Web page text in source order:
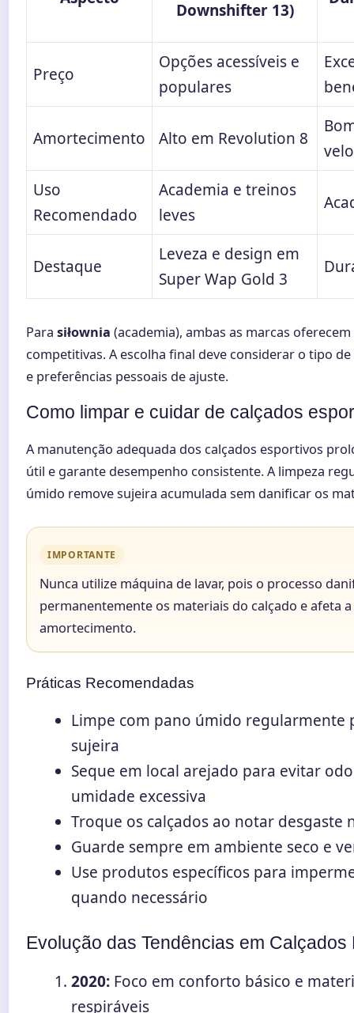
Downshifter 13)
Preço
Opções acessíveis e
populares
Amortecimento Alto em Revolution 8
Uso
Recomendado
Academia e treinos
leves
Destaque
Leveza e design em
Super Wap Gold 3
Para siłownia (academia), ambas as marcas
competitivas. A escolha final deve considerar o tipo
e preferências pessoais de ajuste.
Como limpar e cuidar de calçados
A manutenção adequada dos calçados esportivos
útil e garante desempenho consistente. A limpeza
úmido remove sujeira acumulada sem danificar os
IMPORTANTE
Nunca utilize máquina de lavar, pois o processo
permanentemente os materiais do calçado e afeta
amortecimento.
Práticas Recomendadas
Limpe com pano úmido regularmente
sujeira
Seque em local arejado para evitar
umidade excessiva
Troque os calçados ao notar desgaste
Guarde sempre em ambiente seco e
Use produtos específicos para
quando necessário
Evolução das Tendências em Calçados
2020: Foco em conforto básico e
respiráveis